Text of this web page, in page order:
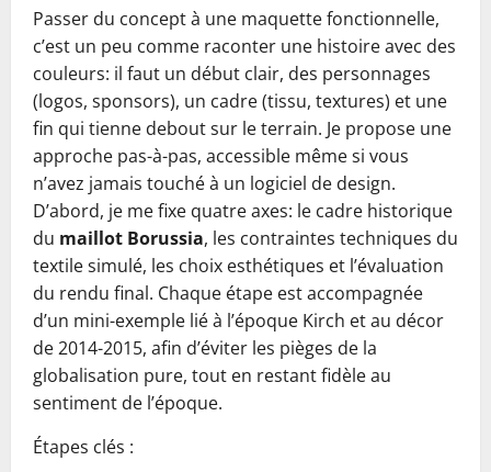
Passer du concept à une maquette fonctionnelle,
c’est un peu comme raconter une histoire avec des
couleurs: il faut un début clair, des personnages
(logos, sponsors), un cadre (tissu, textures) et une
fin qui tienne debout sur le terrain. Je propose une
approche pas-à-pas, accessible même si vous
n’avez jamais touché à un logiciel de design.
D’abord, je me fixe quatre axes: le cadre historique
du maillot Borussia, les contraintes techniques du
textile simulé, les choix esthétiques et l’évaluation
du rendu final. Chaque étape est accompagnée
d’un mini-exemple lié à l’époque Kirch et au décor
de 2014-2015, afin d’éviter les pièges de la
globalisation pure, tout en restant fidèle au
sentiment de l’époque.
Étapes clés :